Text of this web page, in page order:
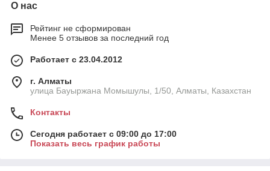
О нас
Рейтинг не сформирован
Менее 5 отзывов за последний год
Работает с 23.04.2012
г. Алматы
улица Бауыржана Момышулы, 1/50, Алматы, Казахстан
Контакты
Сегодня работает с 09:00 до 17:00
Показать весь график работы